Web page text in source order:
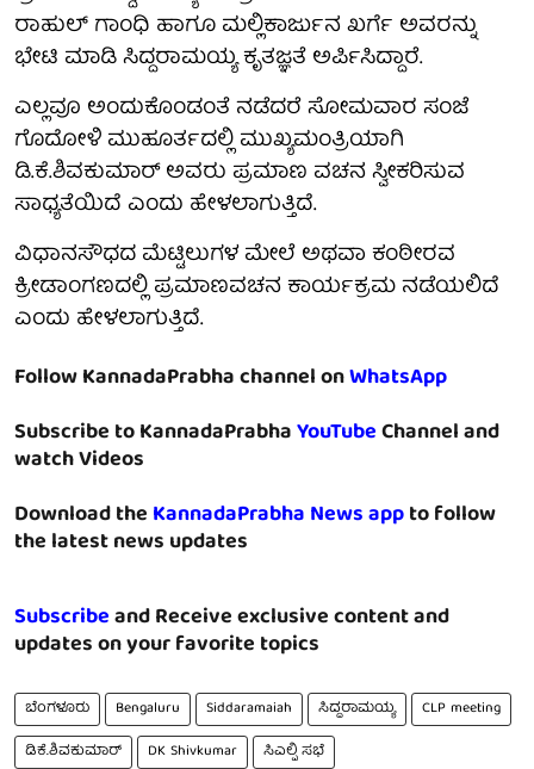
ರಾಹುಲ್ ಗಾಂಧಿ ಹಾಗೂ ಮಲ್ಲಿಕಾರ್ಜುನ ಖರ್ಗೆ ಅವರನ್ನು
ಭೇಟಿ ಮಾಡಿ ಸಿದ್ದರಾಮಯ್ಯ ಕೃತಜ್ಞತೆ ಅರ್ಪಿಸಿದ್ದಾರೆ‌.
ಎಲ್ಲವೂ ಅಂದುಕೊಂಡಂತೆ ನಡೆದರೆ ಸೋಮವಾರ ಸಂಜೆ
ಗೊದೋಳಿ ಮುಹೂರ್ತದಲ್ಲಿ ಮುಖ್ಯಮಂತ್ರಿಯಾಗಿ
ಡಿ.ಕೆ.ಶಿವಕುಮಾರ್ ಅವರು ಪ್ರಮಾಣ ವಚನ ಸ್ವೀಕರಿಸುವ
ಸಾಧ್ಯತೆಯಿದೆ ಎಂದು ಹೇಳಲಾಗುತ್ತಿದೆ.
ವಿಧಾನಸೌಧದ ಮೆಟ್ಟಿಲುಗಳ ಮೇಲೆ ಅಥವಾ ಕಂಠೀರವ
ಕ್ರೀಡಾಂಗಣದಲ್ಲಿ ಪ್ರಮಾಣವಚನ ಕಾರ್ಯಕ್ರಮ ನಡೆಯಲಿದೆ
ಎಂದು ಹೇಳಲಾಗುತ್ತಿದೆ.
Follow KannadaPrabha channel onWhatsApp
Subscribe to KannadaPrabhaYouTubeChannel and
watch Videos
Download theKannadaPrabha News appto follow
the latest news updates
Subscribeand Receive exclusive content and
updates on your favorite topics
ಬೆಂಗಳೂರು Bengaluru Siddaramaiah ಸಿದ್ದರಾಮಯ್ಯ
CLP meeting
ಡಿಕೆ.ಶಿವಕುಮಾರ್
DK Shivkumar ಸಿಎಲ್ಪಿ ಸಭೆ